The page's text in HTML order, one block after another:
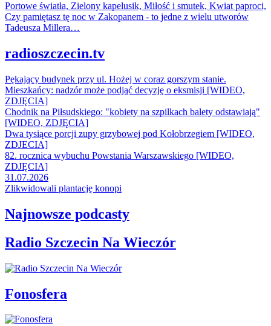
Portowe światła, Zielony kapelusik, Miłość i smutek, Kwiat paproci,
Czy pamiętasz tę noc w Zakopanem - to jedne z wielu utworów
Tadeusza Millera…
radioszczecin.tv
Pękający budynek przy ul. Hożej w coraz gorszym stanie.
Mieszkańcy: nadzór może podjąć decyzję o eksmisji [WIDEO,
ZDJĘCIA]
Chodnik na Piłsudskiego: "kobiety na szpilkach balety odstawiają"
[WIDEO, ZDJĘCIA]
Dwa tysiące porcji zupy grzybowej pod Kołobrzegiem [WIDEO,
ZDJECIA]
82. rocznica wybuchu Powstania Warszawskiego [WIDEO,
ZDJĘCIA]
31.07.2026
Zlikwidowali plantację konopi
Najnowsze podcasty
Radio Szczecin Na Wieczór
Fonosfera